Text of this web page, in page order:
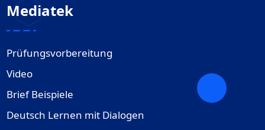
Mediatek
Prüfungsvorbereitung
Video
Brief Beispiele
Deutsch Lernen mit Dialogen